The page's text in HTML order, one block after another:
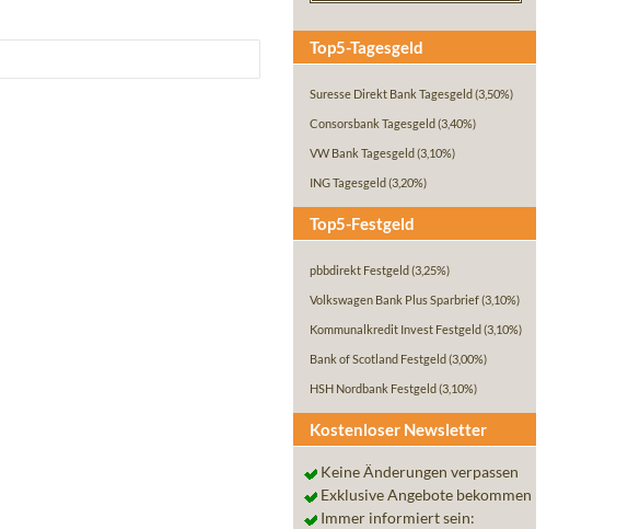
Top5-Tagesgeld
Suresse Direkt Bank Tagesgeld (3,50%)
Consorsbank Tagesgeld (3,40%)
VW Bank Tagesgeld (3,10%)
ING Tagesgeld (3,20%)
Top5-Festgeld
pbbdirekt Festgeld (3,25%)
Volkswagen Bank Plus Sparbrief(3,10%)
Kommunalkredit Invest Festgeld (3,10%)
Bank of Scotland Festgeld (3,00%)
HSH Nordbank Festgeld (3,10%)
Kostenloser Newsletter
Keine Änderungen verpassen
Exklusive Angebote bekommen
Immer informiert sein: